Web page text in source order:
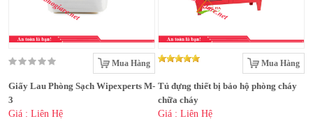
Mua Hàng
Giấy Lau Phòng Sạch Wipexperts M-
3
Giá : Liên Hệ
Mua Hàng
Tủ đựng thiết bị bảo hộ phòng cháy
chữa cháy
Giá : Liên Hệ